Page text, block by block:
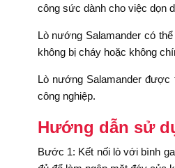
công sức dành cho việc dọn
Lò nướng Salamander có
không bị cháy hoặc không
Lò nướng Salamander được
công nghiệp.
Hướng dẫn sử
Bước 1: Kết nối lò với bình